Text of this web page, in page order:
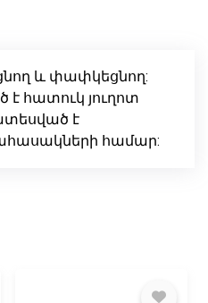
և փափկեցնող:
հատուկ յուղոտ
է
համար: